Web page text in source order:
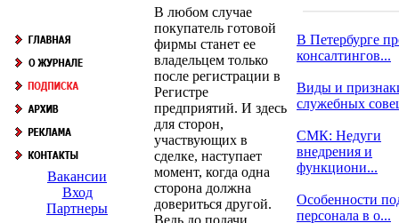
Вакансии
Вход
Партнеры
В любом случае
покупатель готовой
фирмы станет ее
владельцем только
после регистрации в
Регистре
предприятий. И здесь
для сторон,
участвующих в
сделке, наступает
момент, когда одна
сторона должна
довериться другой.
Ведь до подачи
В Петербурге
консалтингов...
Виды и
служебных
СМК: Недуги
внедрения и
функциони...
Особенности
персонала в о...